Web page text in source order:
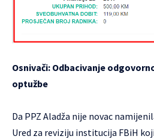
Osnivači: Odbacivanje
optužbe
Da PPZ Aladža nije novac
Ured za reviziju institucija FBiH